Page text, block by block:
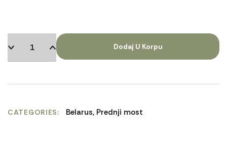
Dodaj U Korpu
CATEGORIES Belarus, Prednji most